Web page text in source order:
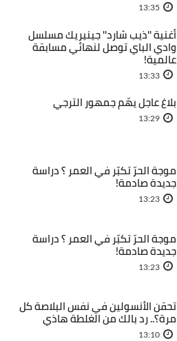
13:35
أغنية ''ذيب شارد'' جينيريك مسلسل
وادي الباي توصل لنهائي مسابقة
عالمية!
13:33
بلاغ عاجل يهّم جمهور الترجي
13:29
موجة الحرّ تكبّر في العمر ؟ دراسة
جديدة صادمة!
13:23
موجة الحرّ تكبّر في العمر ؟ دراسة
جديدة صادمة!
13:23
تحقن الأنسولين في نفس البلاصة كل
مرة؟.. رد بالك من الغلطة هاذي
13:10